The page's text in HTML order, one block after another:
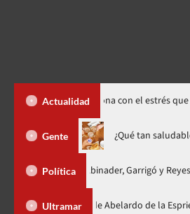
Actualidad
se relaciona con el estrés que
Gente
hasta 20 de agosto ¿Qué
Política
con Abinader, Garrigó y Reyes
Ultramar
participa en la investidura de